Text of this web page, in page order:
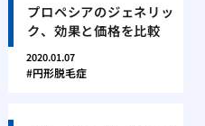
プロペシアのジェネリッ
ク、効果と価格を比較
2020.01.07
円形脱毛症